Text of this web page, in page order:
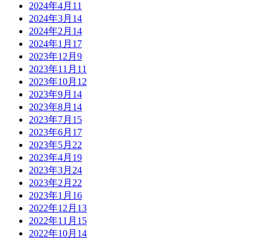
2024年4月 11
2024年3月 14
2024年2月 14
2024年1月 17
2023年12月 9
2023年11月 11
2023年10月 12
2023年9月 14
2023年8月 14
2023年7月 15
2023年6月 17
2023年5月 22
2023年4月 19
2023年3月 24
2023年2月 22
2023年1月 16
2022年12月 13
2022年11月 15
2022年10月 14